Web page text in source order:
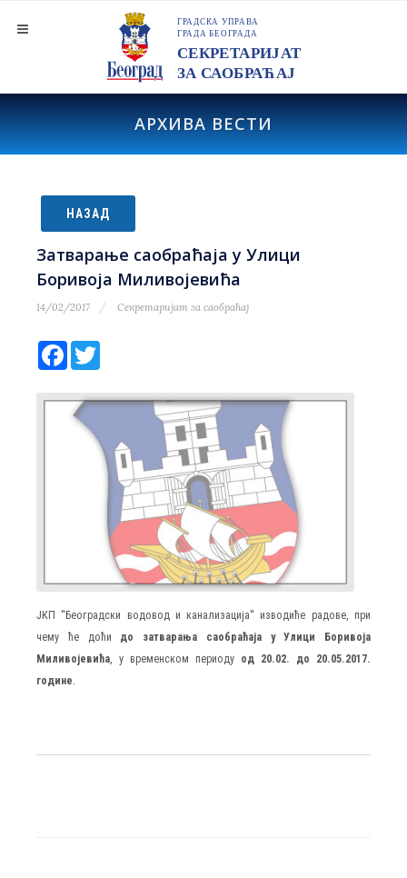
АРХИВА ВЕСТИ
НАЗАД
Затварање саобраћаја у Улици
Боривоја Миливојевића
14/02/2017 Секретаријат за саобраћај
Facebook
ЈКП ''Београдски водовод и канализација'' изводиће радове, при
чему ће доћи до затварања саобраћаја у Улици Боривоја
Миливојевића , у временском периоду од 20.02. до 20.05.2017.
године